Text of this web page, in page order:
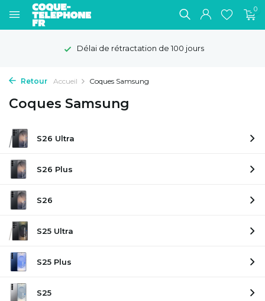
0
Délai de rétractation de 100 jours
Retour Accueil Coques Samsung
Coques Samsung
S26 Ultra
S26 Plus
S26
S25 Ultra
S25 Plus
S25